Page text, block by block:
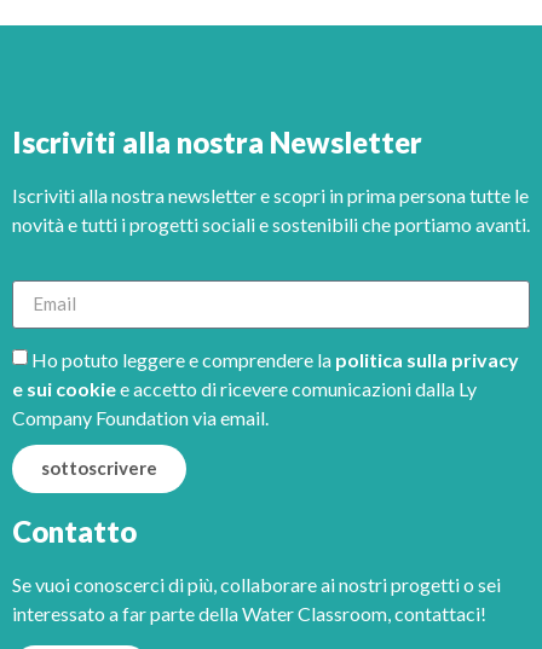
Iscriviti alla nostra Newsletter
Iscriviti alla nostra newsletter e scopri in prima persona tutte le
novità e tutti i progetti sociali e sostenibili che portiamo avanti.
Ho potuto leggere e comprendere la politica sulla privacy
e sui cookiee accetto di ricevere comunicazioni dalla Ly
Company Foundation via email.
sottoscrivere
Contatto
Se vuoi conoscerci di più, collaborare ai nostri progetti o sei
interessato a far parte della Water Classroom, contattaci!